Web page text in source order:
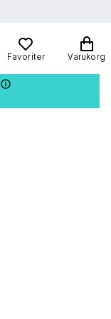
Favoriter Varukorg